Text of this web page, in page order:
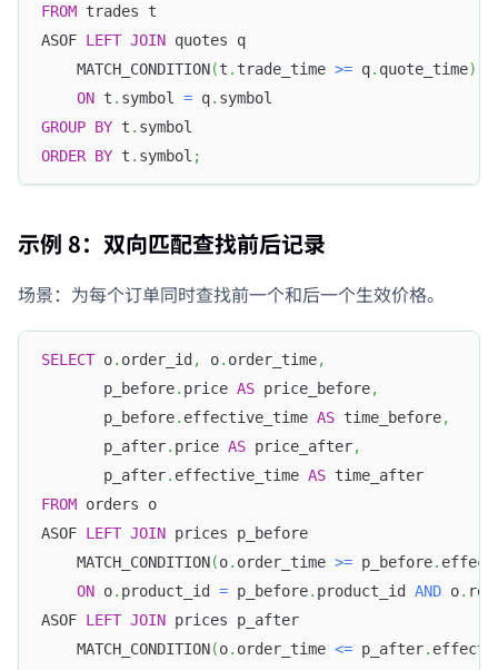
FROM trades t
ASOF LEFT JOIN quotes q
    MATCH_CONDITION
(t . trade_time >= q. quote_time)
ON t . symbol = q. symbol
GROUP BY t . symbol
ORDER BY t . symbol ;
示例 8：双向匹配查找前后记录
场景：为每个订单同时查找前一个和后一个生效价格。
SELECT o. order_id, o. order_time,
       p_before
. price AS price_before,
       p_before
. effective_time AS time_before,
       p_after
. price AS price_after,
       p_after
. effective_time AS time_after
FROM orders o
ASOF LEFT JOIN prices p_before
    MATCH_CONDITION
(o. order_time >= p_before.
ON o. product_id = p_before. product_id AND o.
ASOF LEFT JOIN prices p_after
    MATCH_CONDITION
(o. order_time <= p_after.